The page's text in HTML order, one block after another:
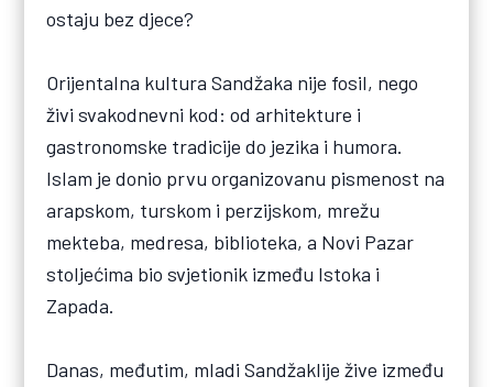
ostaju bez djece?
Orijentalna kultura Sandžaka nije fosil, nego
živi svakodnevni kod: od arhitekture i
gastronomske tradicije do jezika i humora.
Islam je donio prvu organizovanu pismenost na
arapskom, turskom i perzijskom, mrežu
mekteba, medresa, biblioteka, a Novi Pazar
stoljećima bio svjetionik između Istoka i
Zapada.
Danas, međutim, mladi Sandžaklije žive između